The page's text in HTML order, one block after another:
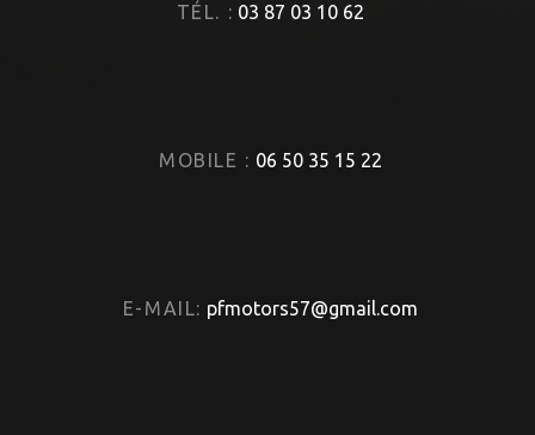
TÉL. : 03 87 03 10 62
MOBILE : 06 50 35 15 22
E-MAIL: pfmotors57@gmail.com